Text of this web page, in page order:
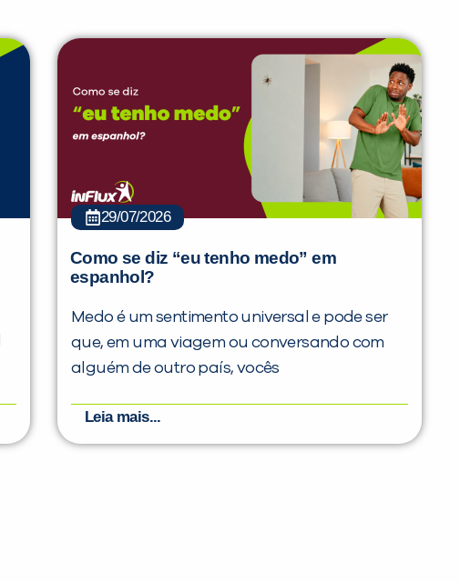
29/07/2026
Como se diz “eu tenho medo” em
espanhol?
Medo é um sentimento universal e pode ser
que, em uma viagem ou conversando com
alguém de outro país, vocês
Leia mais...
PEÇA UMA DEMONSTRAÇÃO DE MÉTODO